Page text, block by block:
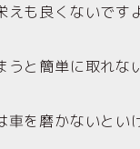
えも良くないです
うと簡単に取れ
車を磨かないと